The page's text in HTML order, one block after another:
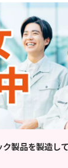
ク製品を製造し